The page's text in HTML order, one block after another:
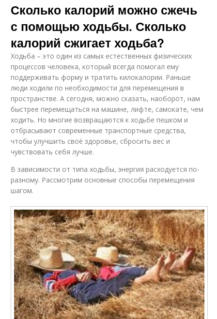
Спортивная ходьба Калории во сне
Калории в организме Шаги в калории
Ходьба по песку
Калории при
различных видах
профессиям
физических
упражнениях
Калории в
тренажерном зале
Калории при поцелуе
Калории при
поцелуях
Калории при разных
видах
Калории при
Сколько калорий можно сжечь
с помощью ходьбы. Сколько
калорий сжигает ходьба?
Ходьба – это один из самых естественных физических
процессов человека, который всегда помогал ему
поддерживать форму и тратить килокалории. Раньше
люди ходили по необходимости для перемещения в
пространстве. А сегодня, можно сказать, наоборот, нам
быстрее перемещаться на машине, лифте, самокате, чем
ходить. Но многие возвращаются к ходьбе пешком и
отбрасывают современные транспортные средства,
чтобы улучшить своё здоровье, сбросить вес и
чувствовать себя лучше.
В зависимости от типа ходьбы, энергия расходуется по-
разному. Рассмотрим основные способы перемещения
шагом.